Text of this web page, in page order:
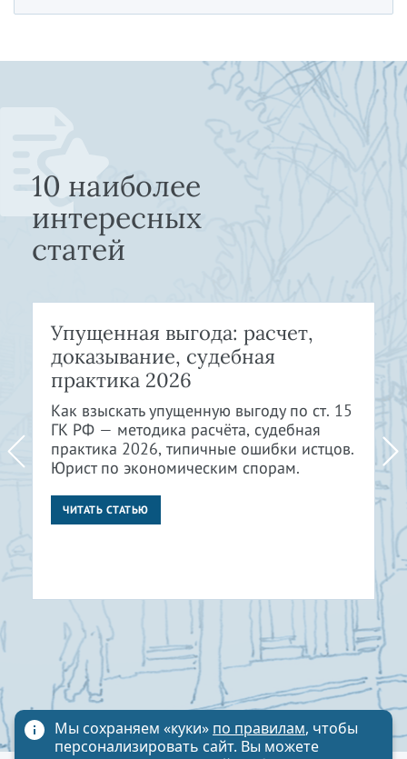
10 наиболее
интересных
статей
Упущенная выгода: расчет,
доказывание, судебная
практика 2026
Как взыскать упущенную выгоду по ст. 15
ГК РФ — методика расчёта, судебная
практика 2026, типичные ошибки истцов.
Юрист по экономическим спорам.
ЧИТАТЬ СТАТЬЮ
Мы сохраняем «куки» по правилам, чтобы
персонализировать сайт. Вы можете